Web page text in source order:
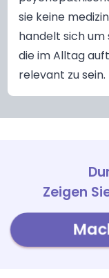
sie keine
handelt sich
die im Alltag
relevant zu sein.
Zeigen